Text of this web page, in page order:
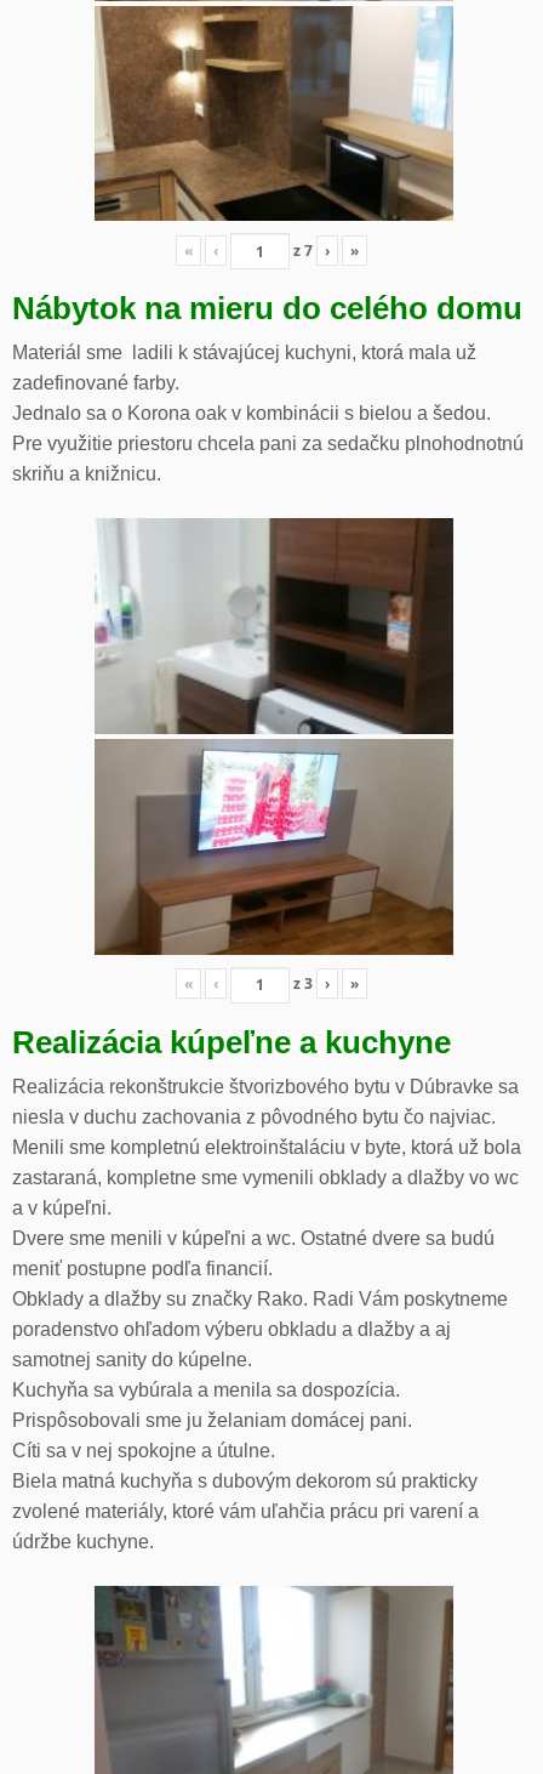
« ‹ z7 › »
Nábytok na mieru do celého domu
Materiál sme ladili k stávajúcej kuchyni, ktorá mala už
zadefinované farby.
Jednalo sa o Korona oak v kombinácii s bielou a šedou.
Pre využitie priestoru chcela pani za sedačku plnohodnotnú
skriňu a knižnicu.
« ‹ z3 › »
Realizácia kúpeľne a kuchyne
Realizácia rekonštrukcie štvorizbového bytu v Dúbravke sa
niesla v duchu zachovania z pôvodného bytu čo najviac.
Menili sme kompletnú elektroinštaláciu v byte, ktorá už bola
zastaraná, kompletne sme vymenili obklady a dlažby vo wc
a v kúpeľni.
Dvere sme menili v kúpeľni a wc. Ostatné dvere sa budú
meniť postupne podľa financií.
Obklady a dlažby su značky Rako. Radi Vám poskytneme
poradenstvo ohľadom výberu obkladu a dlažby a aj
samotnej sanity do kúpelne.
Kuchyňa sa vybúrala a menila sa dospozícia.
Prispôsobovali sme ju želaniam domácej pani.
Cíti sa v nej spokojne a útulne.
Biela matná kuchyňa s dubovým dekorom sú prakticky
zvolené materiály, ktoré vám uľahčia prácu pri varení a
údržbe kuchyne.